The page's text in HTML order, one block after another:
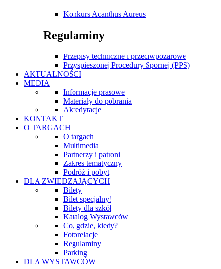
Konkurs Acanthus Aureus
Regulaminy
Przepisy techniczne i przeciwpożarowe
Przyspieszonej Procedury Spornej (PPS)
AKTUALNOŚCI
MEDIA
Informacje prasowe
Materiały do pobrania
Akredytacje
KONTAKT
O TARGACH
O targach
Multimedia
Partnerzy i patroni
Zakres tematyczny
Podróż i pobyt
DLA ZWIEDZAJĄCYCH
Bilety
Bilet specjalny!
Bilety dla szkół
Katalog Wystawców
Co, gdzie, kiedy?
Fotorelacje
Regulaminy
Parking
DLA WYSTAWCÓW